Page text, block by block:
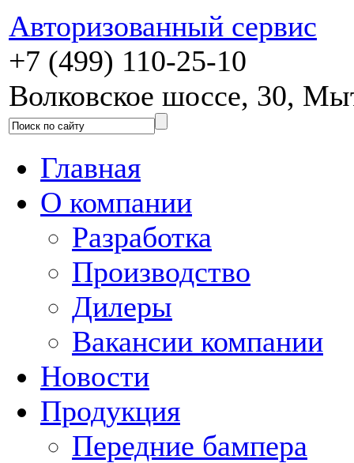
Авторизованный сервис
+7 (499) 110-25-10
Волковское шоссе, 30,
Главная
О компании
Разработка
Производство
Дилеры
Вакансии компании
Новости
Продукция
Передние бампера